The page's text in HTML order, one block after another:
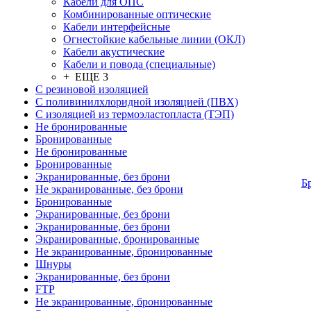
Комбинированные оптические
Кабели интерфейсные
Огнестойкие кабельные линии (ОКЛ)
Кабели акустические
Кабели и повода (специальные)
+ ЕЩЕ 3
С резиновой изоляцией
С поливинилхлоридной изоляцией (ПВХ)
С изоляцией из термоэластопласта (ТЭП)
Не бронированные
Бронированные
Не бронированные
Бронированные
Экранированные, без брони
Не экранированные, без брони
Бронированные
Экранированные, без брони
Экранированные, без брони
Экранированные, бронированные
Не экранированные, бронированные
Шнуры
Экранированные, без брони
FTP
Не экранированные, бронированные